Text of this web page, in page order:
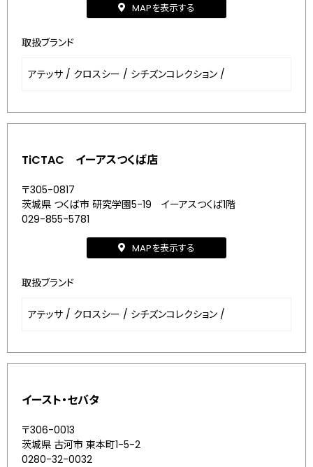
MAPを表示する
取扱ブランド
アテッサ / クロスシー / シチズンコレクション /
TiCTAC イーアスつくば店
〒305-0817
茨城県 つくば市 研究学園5-19 イーアスつくば1階
029-855-5781
MAPを表示する
取扱ブランド
アテッサ / クロスシー / シチズンコレクション /
イースト・セバタ
〒306-0013
茨城県 古河市 東本町1-5-2
0280-32-0032